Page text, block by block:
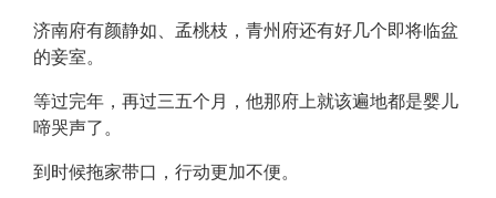
济南府有颜静如、孟桃枝，青州府还有好几个即将临盆
的妾室。
等过完年，再过三五个月，他那府上就该遍地都是婴儿
啼哭声了。
到时候拖家带口，行动更加不便。